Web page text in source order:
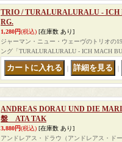
TRIO / TURALURALURALU - ICH
RG.
1,280円(税込) [在庫数 あり]
ジャーマン・ニュー・ウェーヴのトリオの
ング「TURALURALURALU - ICH MACH
ANDREAS DORAU UND DIE
盤 ATA TAK
3,880円(税込) [在庫数 あり]
アンドレアス・ドラウ（アンドレアス・ド